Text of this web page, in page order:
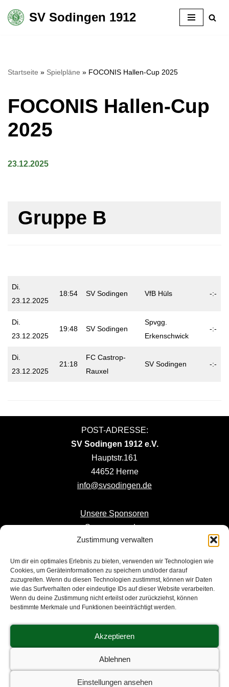
Zustimmung verwalten
Um dir ein optimales Erlebnis zu bieten, verwenden wir Technologien wie
Cookies, um Geräteinformationen zu speichern und/oder darauf
zuzugreifen. Wenn du diesen Technologien zustimmst, können wir Daten
wie das Surfverhalten oder eindeutige IDs auf dieser Website verarbeiten.
Wenn du deine Zustimmung nicht erteilst oder zurückziehst, können
bestimmte Merkmale und Funktionen beeinträchtigt werden.
Akzeptieren
Ablehnen
Einstellungen ansehen
Zum
SV Sodingen 1912
Startseite » Spielpläne » FOCONIS Hallen-Cup 2025
FOCONIS Hallen-Cup
2025
23.12.2025
Gruppe B
Di.
23.12.2025
18:54 SV Sodingen VfB Hüls -:-
Di.
23.12.2025
19:48 SV Sodingen
Spvgg.
Erkenschwick
-:-
Di.
23.12.2025
21:18
FC Castrop-
Rauxel
SV Sodingen -:-
POST-ADRESSE:
SV Sodingen 1912 e.V.
Hauptstr.161
44652 Herne
info@svsodingen.de
Unsere Sponsoren
Sponsor werden
Mitglied werden
NUR ANFAHRT -KEINE POST:
EDEKA Ziob Glück-Auf-Stadion
Hännes-Adamik-Straße
44627 Herne
Datenschutzerklärung|Impressum|Cookie-
Richtlinien